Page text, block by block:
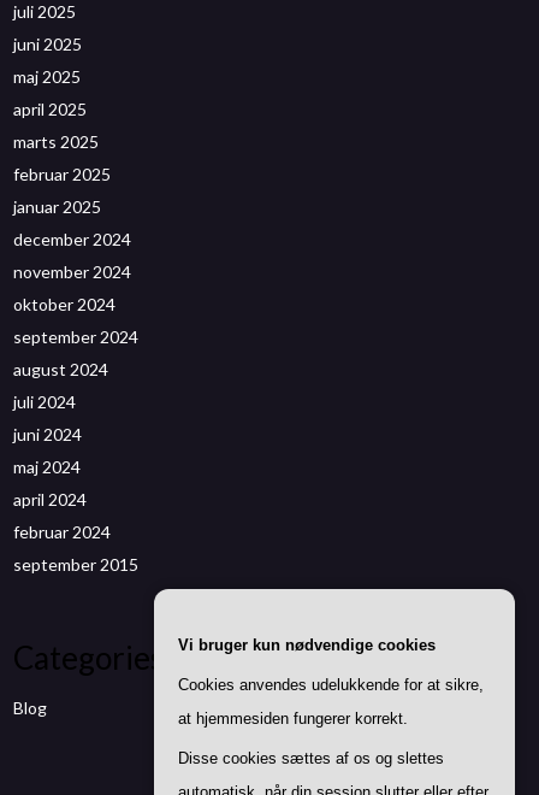
juli 2025
juni 2025
maj 2025
april 2025
marts 2025
februar 2025
januar 2025
december 2024
november 2024
oktober 2024
september 2024
august 2024
juli 2024
juni 2024
maj 2024
april 2024
februar 2024
september 2015
Categories
Blog
Vi bruger kun nødvendige cookies
Cookies anvendes udelukkende for at sikre,
at hjemmesiden fungerer korrekt.
Disse cookies sættes af os og slettes